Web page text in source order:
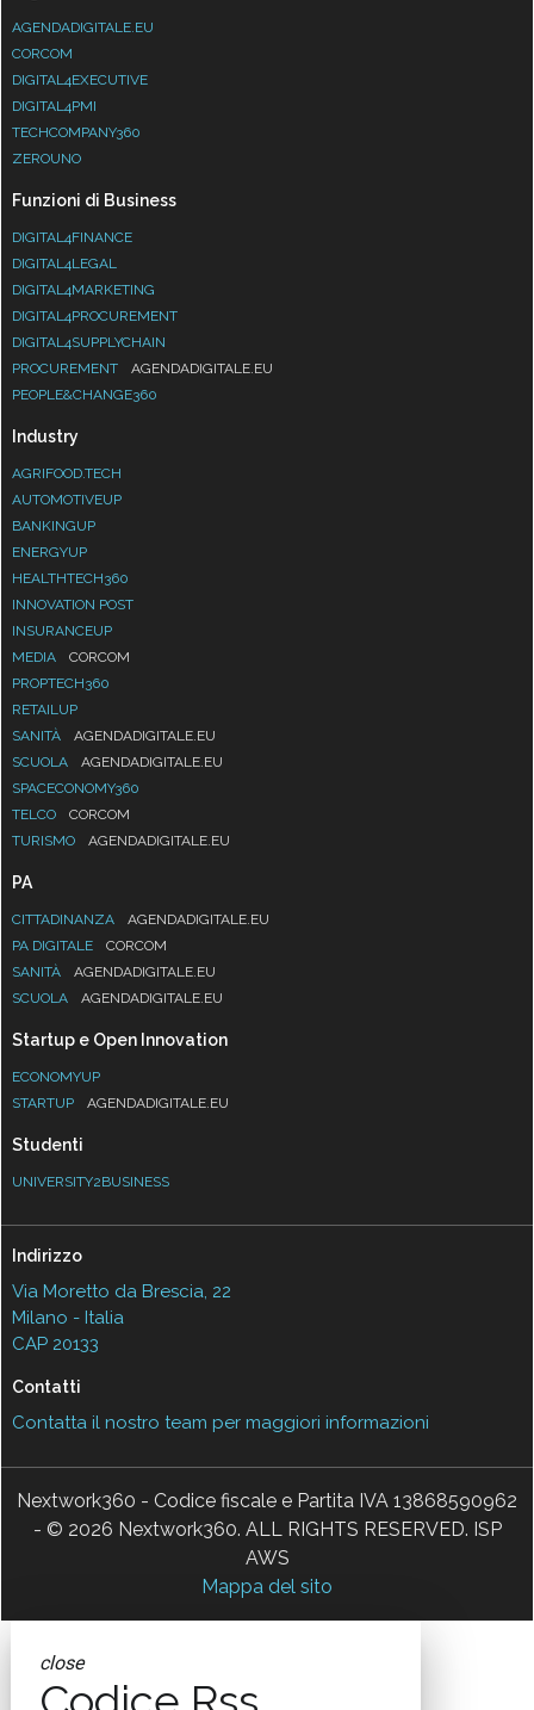
AGENDADIGITALE.EU
CORCOM
DIGITAL4EXECUTIVE
DIGITAL4PMI
TECHCOMPANY360
ZEROUNO
Funzioni di Business
DIGITAL4FINANCE
DIGITAL4LEGAL
DIGITAL4MARKETING
DIGITAL4PROCUREMENT
DIGITAL4SUPPLYCHAIN
PROCUREMENT
AGENDADIGITALE.EU
PEOPLE&CHANGE360
Industry
AGRIFOOD.TECH
AUTOMOTIVEUP
BANKINGUP
ENERGYUP
HEALTHTECH360
INNOVATION POST
INSURANCEUP
MEDIA
CORCOM
PROPTECH360
RETAILUP
SANITÀ
AGENDADIGITALE.EU
SCUOLA
AGENDADIGITALE.EU
SPACECONOMY360
TELCO
CORCOM
TURISMO
AGENDADIGITALE.EU
PA
CITTADINANZA
AGENDADIGITALE.EU
PA DIGITALE
CORCOM
SANITÀ
AGENDADIGITALE.EU
SCUOLA
AGENDADIGITALE.EU
Startup e Open Innovation
ECONOMYUP
STARTUP
AGENDADIGITALE.EU
Studenti
UNIVERSITY2BUSINESS
Indirizzo
Via Moretto da Brescia, 22
Milano - Italia
CAP 20133
Contatti
Contatta il nostro team per maggiori informazioni
Nextwork360 - Codice fiscale e Partita IVA 13868590962
- © 2026 Nextwork360. ALL RIGHTS RESERVED. ISP
AWS
Mappa del sito
close